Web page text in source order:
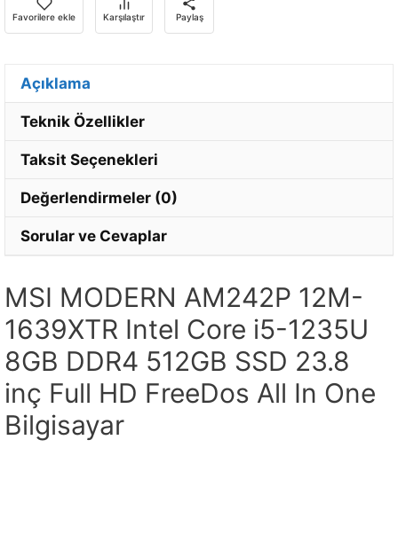
Favorilere ekle Karşılaştır Paylaş
Açıklama
Teknik Özellikler
Taksit Seçenekleri
Değerlendirmeler (0)
Sorular ve Cevaplar
MSI MODERN AM242P 12M-
1639XTR Intel Core i5-1235U
8GB DDR4 512GB SSD 23.8
inç Full HD FreeDos All In One
Bilgisayar